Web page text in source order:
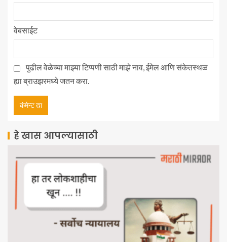
वेबसाईट
पुढील वेळेच्या माझ्या टिप्पणी साठी माझे नाव, ईमेल आणि संकेतस्थळ
ह्या ब्राउझरमध्ये जतन करा.
हे खास आपल्यासाठी